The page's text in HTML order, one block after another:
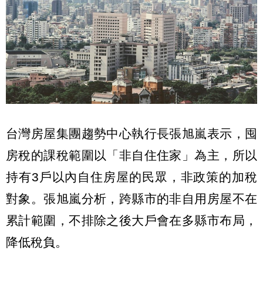
台灣房屋集團趨勢中心執行長張旭嵐表示，囤
房稅的課稅範圍以「非自住住家」為主，所以
持有3戶以內自住房屋的民眾，非政策的加稅
對象。張旭嵐分析，跨縣市的非自用房屋不在
累計範圍，不排除之後大戶會在多縣市布局，
降低稅負。